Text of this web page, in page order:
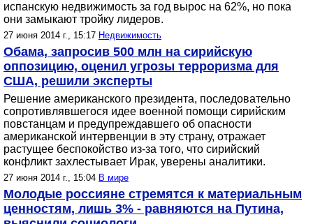
испанскую недвижимость за год вырос на 62%, но пока
они замыкают тройку лидеров.
27 июня 2014 г., 15:17 Недвижимость
Обама, запросив 500 млн на сирийскую
оппозицию, оценил угрозы терроризма для
США, решили эксперты
Решение американского президента, последовательно
сопротивлявшегося идее военной помощи сирийским
повстанцам и предупреждавшего об опасности
американской интервенции в эту страну, отражает
растущее беспокойство из-за того, что сирийский
конфликт захлестывает Ирак, уверены аналитики.
27 июня 2014 г., 15:04 В мире
Молодые россияне стремятся к материальным
ценностям, лишь 3% - равняются на Путина,